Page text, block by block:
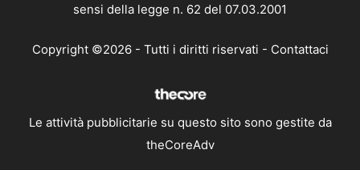
sensi della legge n. 62 del 07.03.2001
Copyright ©2026 - Tutti i diritti riservati - Contattaci
Le attività pubblicitarie su questo sito sono gestite da
theCoreAdv